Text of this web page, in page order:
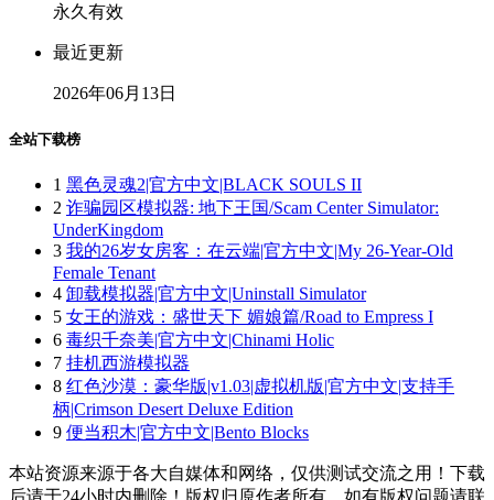
永久有效
最近更新
2026年06月13日
全站下载榜
1 黑色灵魂2|官方中文|BLACK SOULS II
2 诈骗园区模拟器: 地下王国/Scam Center Simulator:
UnderKingdom
3 我的26岁女房客：在云端|官方中文|My 26-Year-Old
Female Tenant
4 卸载模拟器|官方中文|Uninstall Simulator
5 女王的游戏：盛世天下 媚娘篇/Road to Empress I
6 毒织千奈美|官方中文|Chinami Holic
7 挂机西游模拟器
8 红色沙漠：豪华版|v1.03|虚拟机版|官方中文|支持手
柄|Crimson Desert Deluxe Edition
9 便当积木|官方中文|Bento Blocks
本站资源来源于各大自媒体和网络，仅供测试交流之用！下载